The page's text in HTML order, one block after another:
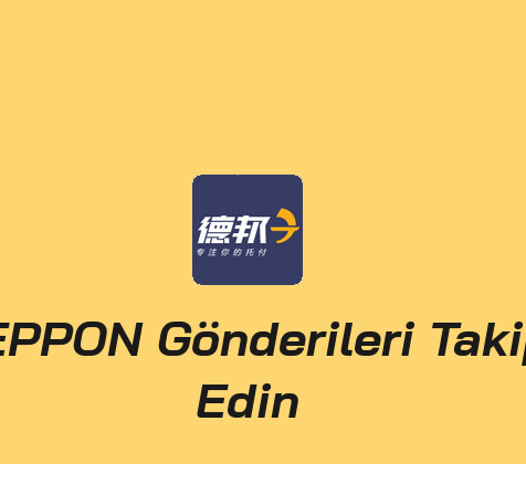
Gönderileri
Edin